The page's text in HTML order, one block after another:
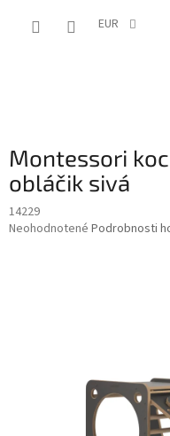
EUR
Montessori
obláčik sivá
14229
Priemerné
Neohodnotené Podrobnosti